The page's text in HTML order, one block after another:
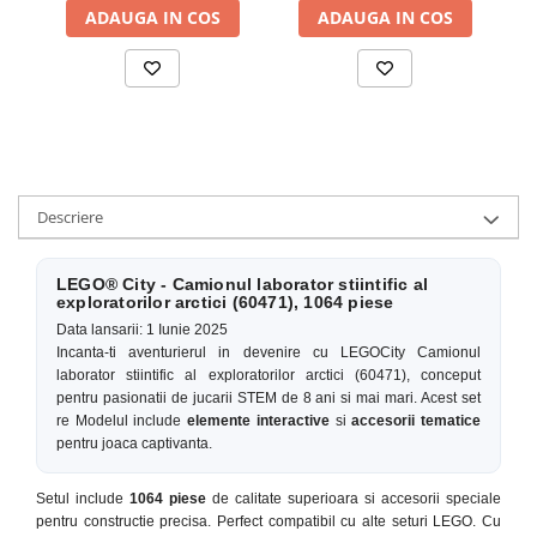
ADAUGA IN COS ADAUGA IN COS
Descriere
LEGO® City - Camionul laborator stiintific al
exploratorilor arctici (60471), 1064 piese
Data lansarii: 1 Iunie 2025
Incanta-ti aventurierul in devenire cu LEGOCity Camionul
laborator stiintific al exploratorilor arctici (60471), conceput
pentru pasionatii de jucarii STEM de 8 ani si mai mari. Acest set
re Modelul includeelemente interactivesiaccesorii tematice
pentru joaca captivanta.
Setul include 1064 piese de calitate superioara si accesorii speciale
pentru constructie precisa. Perfect compatibil cu alte seturi LEGO. Cu